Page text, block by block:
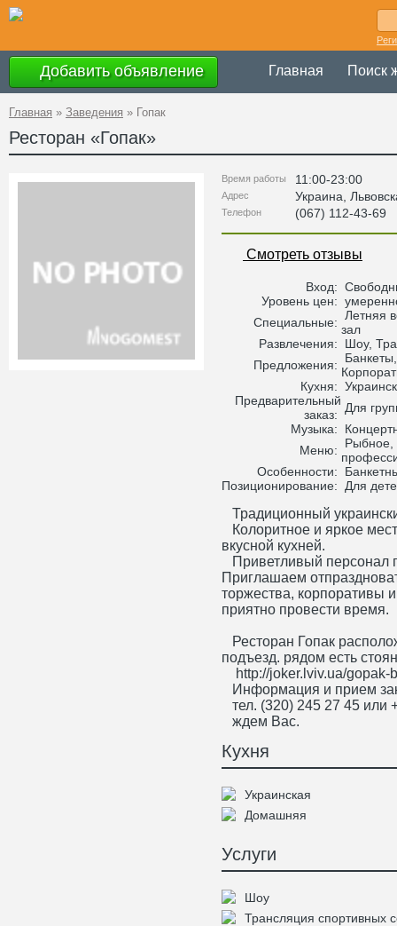
Добавить объявление Главная Поиск
Главная » Заведения » Гопак
Ресторан «Гопак»
Время работы 11:00-23:00
Адрес Украина
Телефон (067) 112-43-69
Смотреть отзывы
Вход:
Уровень цен:
Специальные:
Летняя
зал
Развлечения:
Шоу,
Предложения:
Кухня:
Предварительный
заказ:
Для
Музыка:
Меню:
Рыбное,
Особенности:
Позиционирование:
Для
Традиционный
Колоритное и яркое
вкусной кухней.
Приветливый персонал
Приглашаем
торжества, корпоративы
приятно провести время.
Ресторан Гопак
подъезд. рядом есть
http://joker.lviv.ua/gopak-
Информация и прием
тел. (320) 245 27 45 или
ждем Вас.
Кухня
Украинская
Домашняя
Услуги
Шоу
Трансляция спортивных